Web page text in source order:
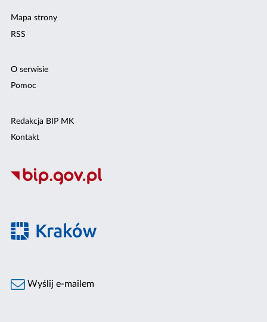
Mapa strony
RSS
O serwisie
Pomoc
Redakcja BIP MK
Kontakt
Wyślij e-mailem